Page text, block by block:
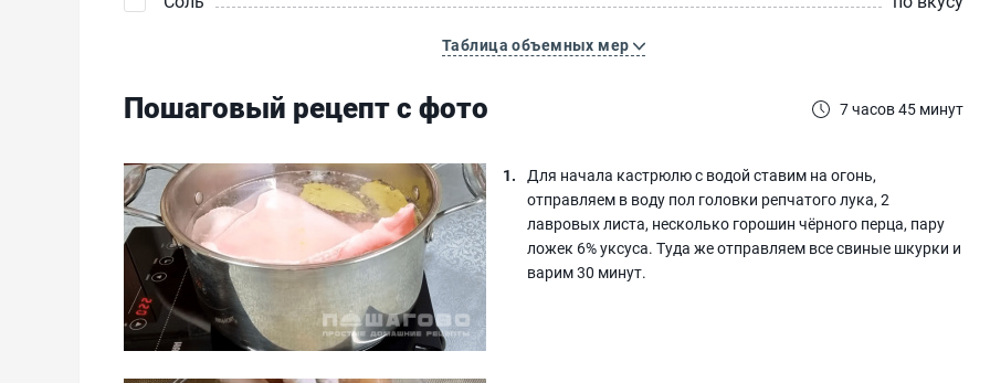
Таблица объемных мер
Пошаговый рецепт с фото 7 часов 45 минут
Для начала кастрюлю с водой ставим на огонь,
отправляем в воду пол головки репчатого лука, 2
лавровых листа, несколько горошин чёрного перца, пару
ложек 6% уксуса. Туда же отправляем все свиные шкурки и
варим 30 минут.